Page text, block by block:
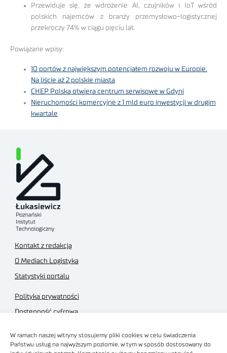
W ramach naszej witryny stosujemy pliki cookies w celu świadczenia
Państwu usług na najwyższym poziomie, w tym w sposób dostosowany do
Przewiduje się, że wdrożenie AI, czujników i IoT wśród
polskich najemców z branży przemysłowo-logistycznej
przekroczy 74% w ciągu pięciu lat.
Powiązane wpisy:
10 portów z największym potencjałem rozwoju w Europie.
Na liście aż 2 polskie miasta
CHEP Polska otwiera centrum serwisowe w Gdyni
Nieruchomości komercyjne z 1 mld euro inwestycji w drugim
kwartale
Kontakt z redakcją
O Mediach Logistyka
Statystyki portalu
Polityka prywatności
Dostępność cyfrowa
Regulamin sklepu